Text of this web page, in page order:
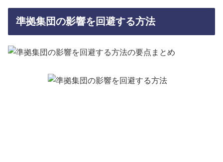
準拠集団の影響を回避する方法